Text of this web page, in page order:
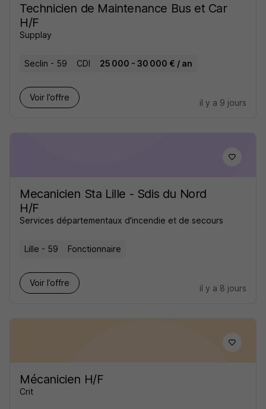
Technicien de Maintenance Bus et Car
H/F
Supplay
Seclin - 59 CDI 25 000 - 30 000 € / an
Voir l’offre
il y a 9 jours
Mecanicien Sta Lille - Sdis du Nord
H/F
Services départementaux d'incendie et de secours
Lille - 59 Fonctionnaire
Voir l’offre
il y a 8 jours
Mécanicien H/F
Crit